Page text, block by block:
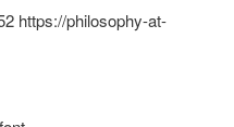
https://philosophy-at-